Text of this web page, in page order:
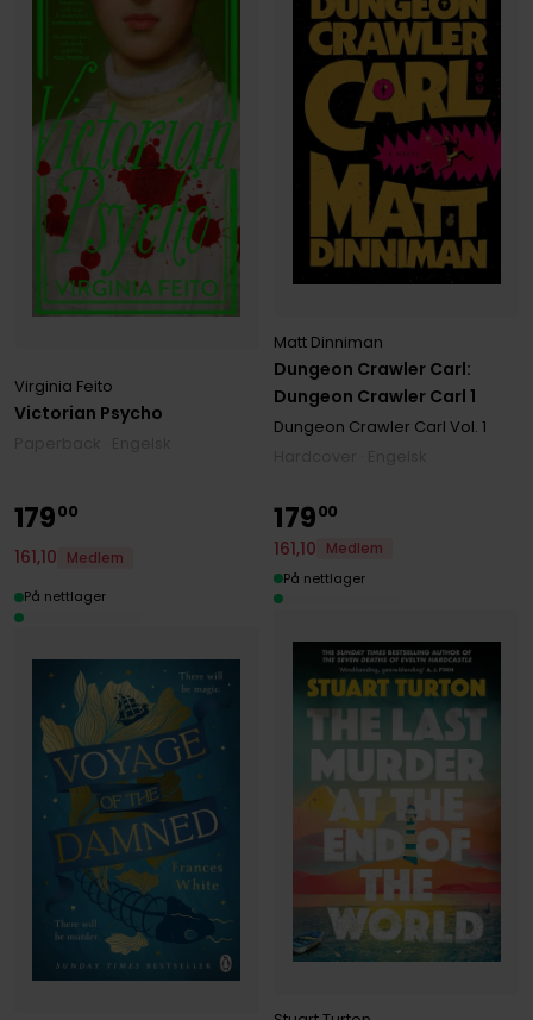
Victorian Psycho
Virginia Feito
Dungeon Crawler Carl:
Dungeon Crawler Carl 1
Matt Dinniman
Dungeon Crawler Carl Vol. 1
17900
161,10 Medlem
På nettlager
17900
161,10
Medlem
På nettlager